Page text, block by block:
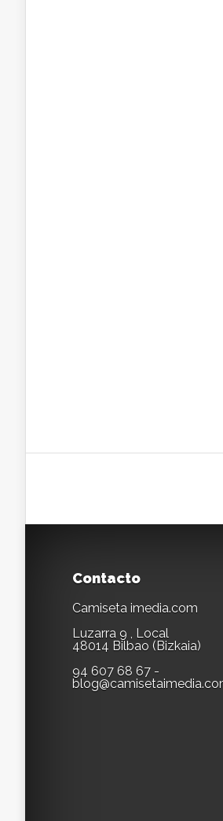
Contacto
Camiseta imedia.com
Luzarra 9 , Local
48014 Bilbao (Bizkaia)
94 607 68 67 -